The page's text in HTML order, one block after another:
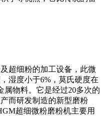
超细粉的加工设备，此微
湿度小于6%，莫氏硬度在
属物料。它是经过20多次的
而研发制造的新型磨粉
超细微粉磨粉机主要用